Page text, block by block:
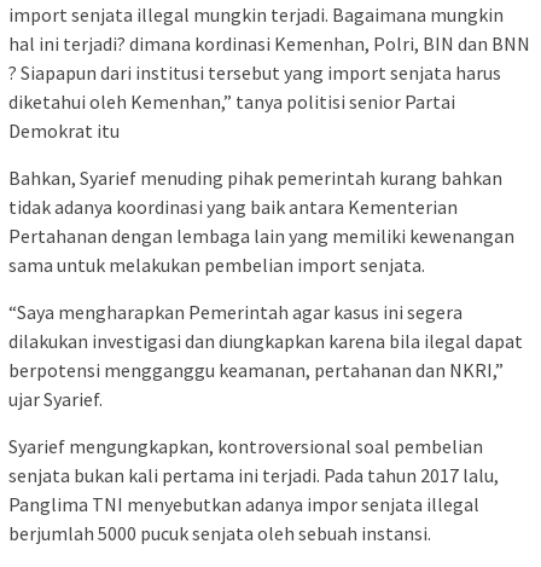
import senjata illegal mungkin terjadi. Bagaimana mungkin
hal ini terjadi? dimana kordinasi Kemenhan, Polri, BIN dan BNN
? Siapapun dari institusi tersebut yang import senjata harus
diketahui oleh Kemenhan,” tanya politisi senior Partai
Demokrat itu
Bahkan, Syarief menuding pihak pemerintah kurang bahkan
tidak adanya koordinasi yang baik antara Kementerian
Pertahanan dengan lembaga lain yang memiliki kewenangan
sama untuk melakukan pembelian import senjata.
“Saya mengharapkan Pemerintah agar kasus ini segera
dilakukan investigasi dan diungkapkan karena bila ilegal dapat
berpotensi mengganggu keamanan, pertahanan dan NKRI,”
ujar Syarief.
Syarief mengungkapkan, kontroversional soal pembelian
senjata bukan kali pertama ini terjadi. Pada tahun 2017 lalu,
Panglima TNI menyebutkan adanya impor senjata illegal
berjumlah 5000 pucuk senjata oleh sebuah instansi.